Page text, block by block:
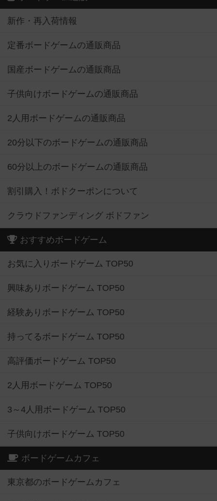
新作・再入荷情報
定番ボードゲームの通販商品
国産ボードゲームの通販商品
子供向けボードゲームの通販商品
2人用ボードゲームの通販商品
20分以下のボードゲームの通販商品
60分以上のボードゲームの通販商品
割引購入！ボドクーポンについて
クラウドファンディング ボドファン
おすすめボードゲーム
お気に入りボードゲーム TOP50
興味ありボードゲーム TOP50
経験ありボードゲーム TOP50
持ってるボードゲーム TOP50
高評価ボードゲーム TOP50
2人用ボードゲーム TOP50
3～4人用ボードゲーム TOP50
子供向けボードゲーム TOP50
ボードゲームカフェ
東京都のボードゲームカフェ